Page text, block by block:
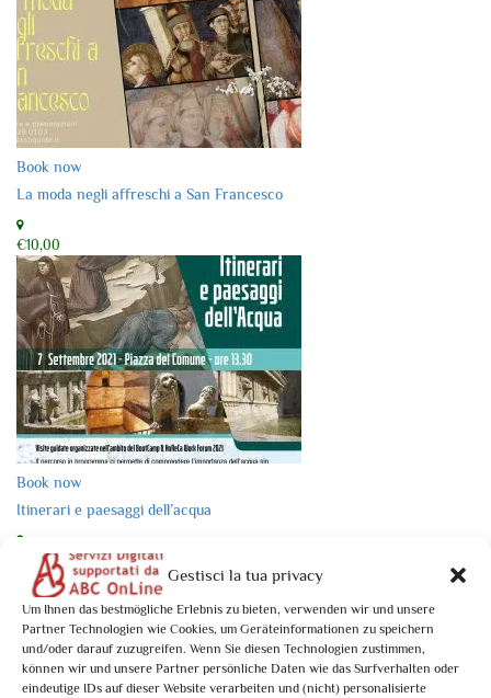
Gestisci la tua privacy
Um Ihnen das bestmögliche Erlebnis zu bieten, verwenden wir und unsere
Partner Technologien wie Cookies, um Geräteinformationen zu speichern
und/oder darauf zuzugreifen. Wenn Sie diesen Technologien zustimmen,
können wir und unsere Partner persönliche Daten wie das Surfverhalten oder
eindeutige IDs auf dieser Website verarbeiten und (nicht) personalisierte
Book now
La moda negli affreschi a San Francesco
€10,00
Book now
Itinerari e paesaggi dell’acqua
€0,00